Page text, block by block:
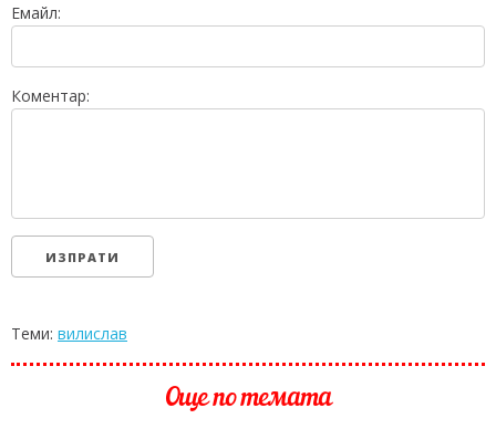
Емайл:
Коментар:
Теми: вилислав
Още по темата